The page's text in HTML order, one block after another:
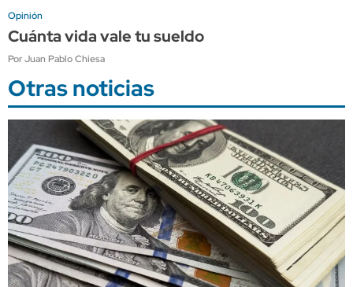
Opinión
Cuánta vida vale tu sueldo
Por Juan Pablo Chiesa
Otras noticias